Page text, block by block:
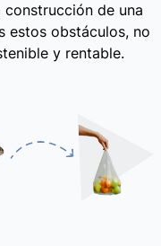
de una
estos obstáculos, no
y rentable.